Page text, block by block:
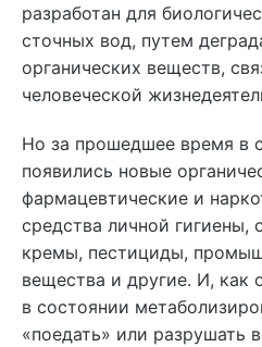
разработан для
сточных вод, путем
органических веществ,
человеческой
Но за прошедшее время в
появились новые
фармацевтические и
средства личной гигиены,
кремы, пестициды,
вещества и другие. И, как
в состоянии
«поедать» или разрушать